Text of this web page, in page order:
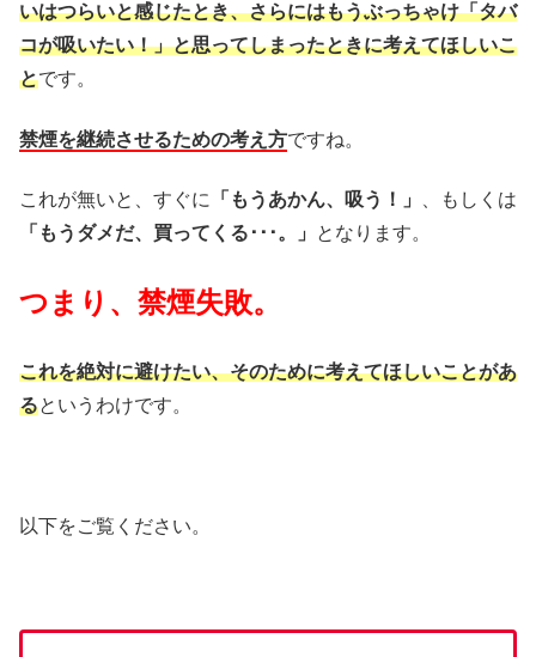
いはつらいと感じたとき、さらにはもうぶっちゃけ「タバ
コが吸いたい！」と思ってしまったときに考えてほしいこ
とです。
禁煙を継続させるための考え方ですね。
これが無いと、すぐに 「もうあかん、吸う！」
、もしくは
「もうダメだ、買ってくる･･･。」
となります。
つまり、禁煙失敗。
これを絶対に避けたい、そのために考えてほしいことがあ
るというわけです。
以下をご覧ください。